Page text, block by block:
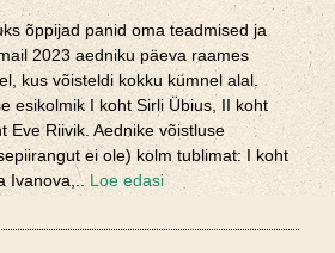
õppijad panid oma teadmised ja
2023 aedniku päeva raames
kus võisteldi kokku kümnel alal.
esikolmik I koht Sirli Übius, II koht
Eve Riivik. Aednike võistluse
ei ole) kolm tublimat: I koht
Ivanova,.. Loe edasi